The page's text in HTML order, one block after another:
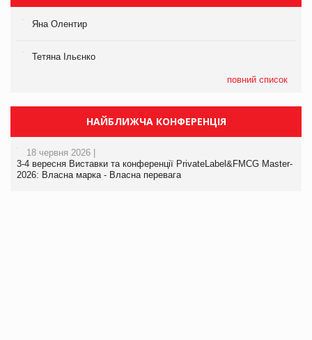
Яна Олентир
Тетяна Ільєнко
повний список
НАЙБЛИЖЧА КОНФЕРЕНЦІЯ
18 червня 2026 |
3-4 вересня Виставки та конференції PrivateLabel&FMCG Master-
2026: Власна марка - Власна перевага